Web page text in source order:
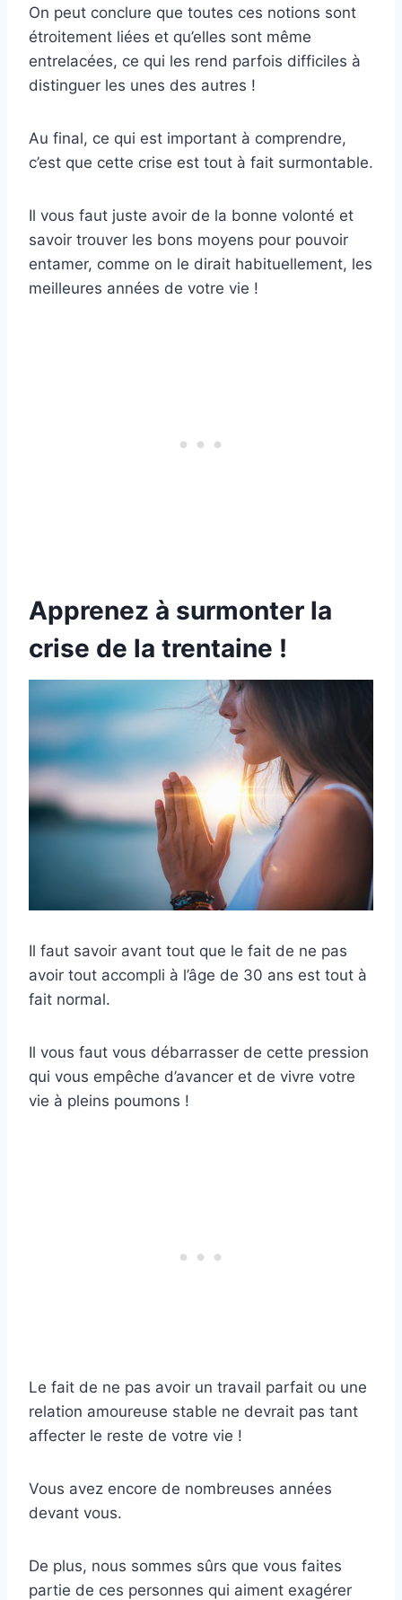
On peut conclure que toutes ces notions sont
étroitement liées et qu’elles sont même
entrelacées, ce qui les rend parfois difficiles à
distinguer les unes des autres !
Au final, ce qui est important à comprendre,
c’est que cette crise est tout à fait surmontable.
Il vous faut juste avoir de la bonne volonté et
savoir trouver les bons moyens pour pouvoir
entamer, comme on le dirait habituellement, les
meilleures années de votre vie !
Apprenez à surmonter la
crise de la trentaine !
Il faut savoir avant tout que le fait de ne pas
avoir tout accompli à l’âge de 30 ans est tout à
fait normal.
Il vous faut vous débarrasser de cette pression
qui vous empêche d’avancer et de vivre votre
vie à pleins poumons !
Le fait de ne pas avoir un travail parfait ou une
relation amoureuse stable ne devrait pas tant
affecter le reste de votre vie !
Vous avez encore de nombreuses années
devant vous.
De plus, nous sommes sûrs que vous faites
partie de ces personnes qui aiment exagérer